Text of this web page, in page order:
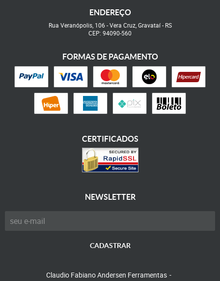
ENDEREÇO
Rua Veranópolis, 106 -Vera Cruz, Gravataí- RS
CEP: 94090-560
FORMAS DE PAGAMENTO
CERTIFICADOS
NEWSLETTER
CADASTRAR
Claudio Fabiano Andersen Ferramentas